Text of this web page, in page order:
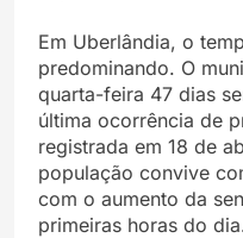
Em Uberlândia, o
predominando. O
quarta-feira 47 dias
última ocorrência de
registrada em 18 de
população convive
com o aumento da
primeiras horas do